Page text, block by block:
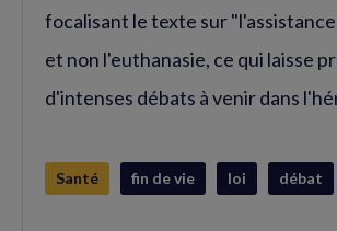
focalisant le texte sur
et non l'euthanasie, ce qui laisse
d'intenses débats à venir dans
Santé fin de vie loi débat